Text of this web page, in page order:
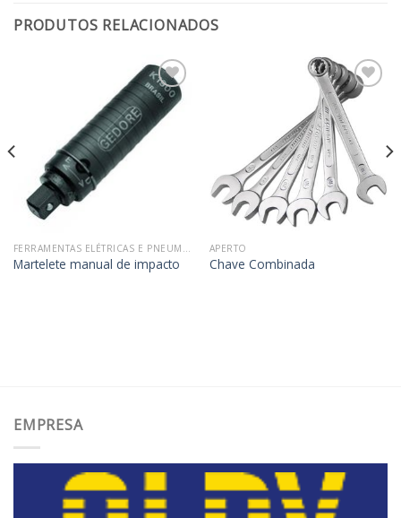
PRODUTOS RELACIONADOS
Adicionar
aos
meus
desejos
Martelete manual de impacto
Adicionar
aos
meus
desejos
APERTO
Chave Combinada
EMPRESA